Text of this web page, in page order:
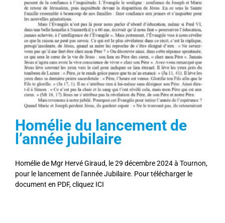
Homélie du lancement de
l’année jubilaire
Homélie de Mgr Hervé Giraud, le 29 décembre 2024 à Tournon,
pour le lancement de l'année Jubilaire. Pour télécharger le
document en PDF, cliquez ICI